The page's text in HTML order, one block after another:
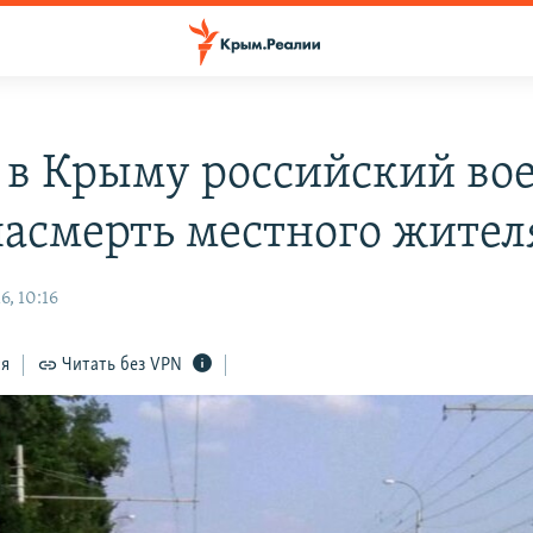
Крыму российский
местного
10:16
Читать без VPN